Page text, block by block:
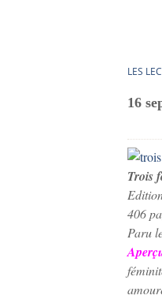
LES
16
Trois
406
Paru